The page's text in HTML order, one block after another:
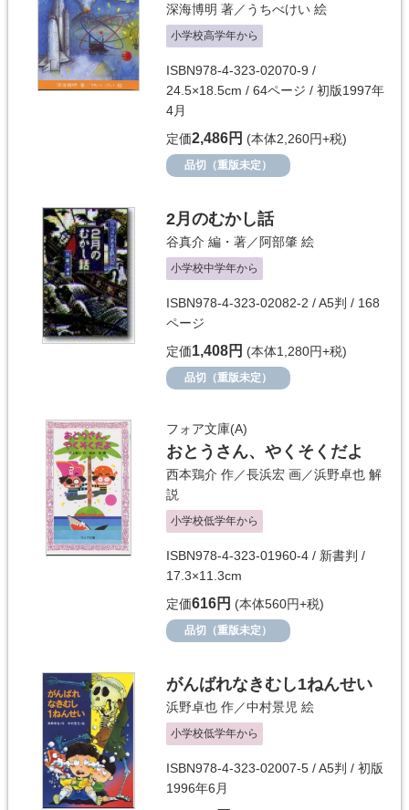
深海博明 著／ うちべけい 絵
小学校高学年から
ISBN978-4-323-02070-9 /
24.5×18.5cm / 64ページ / 初版1997年
4月
定価2,486円 (本体2,260円+税)
品切（重版未定）
2月のむかし話
谷真介 編・著／ 阿部肇 絵
小学校中学年から
ISBN978-4-323-02082-2 / A5判 / 168
ページ
定価1,408円 (本体1,280円+税)
品切（重版未定）
フォア文庫(A)
おとうさん、やくそくだよ
西本鶏介 作／長浜宏 画／浜野卓也 解
説
小学校低学年から
ISBN978-4-323-01960-4 / 新書判 /
17.3×11.3cm
定価616円 (本体560円+税)
品切（重版未定）
がんばれなきむし1ねんせい
浜野卓也 作／中村景児 絵
小学校低学年から
ISBN978-4-323-02007-5 / A5判 / 初版
1996年6月